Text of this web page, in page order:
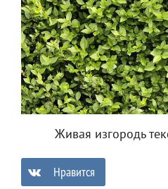
Живая изгородь
Нравится